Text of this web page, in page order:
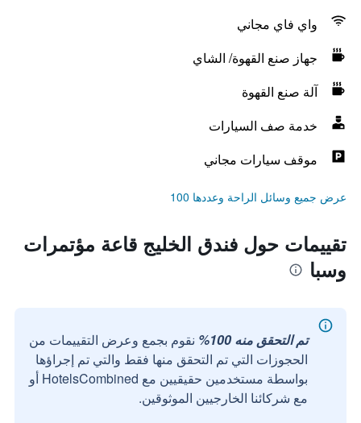
واي فاي مجاني
جهاز صنع القهوة/ الشاي
آلة صنع القهوة
خدمة صف السيارات
موقف سيارات مجاني
عرض جميع وسائل الراحة وعددها 100
تقييمات حول فندق الخليج قاعة مؤتمرات
وسبا
تم التحقق منه 100%
نقوم بجمع وعرض التقييمات من
الحجوزات التي تم التحقق منها فقط والتي تم إجراؤها
بواسطة مستخدمين حقيقيين مع HotelsCombined أو
مع شركائنا الخارجيين الموثوقين.